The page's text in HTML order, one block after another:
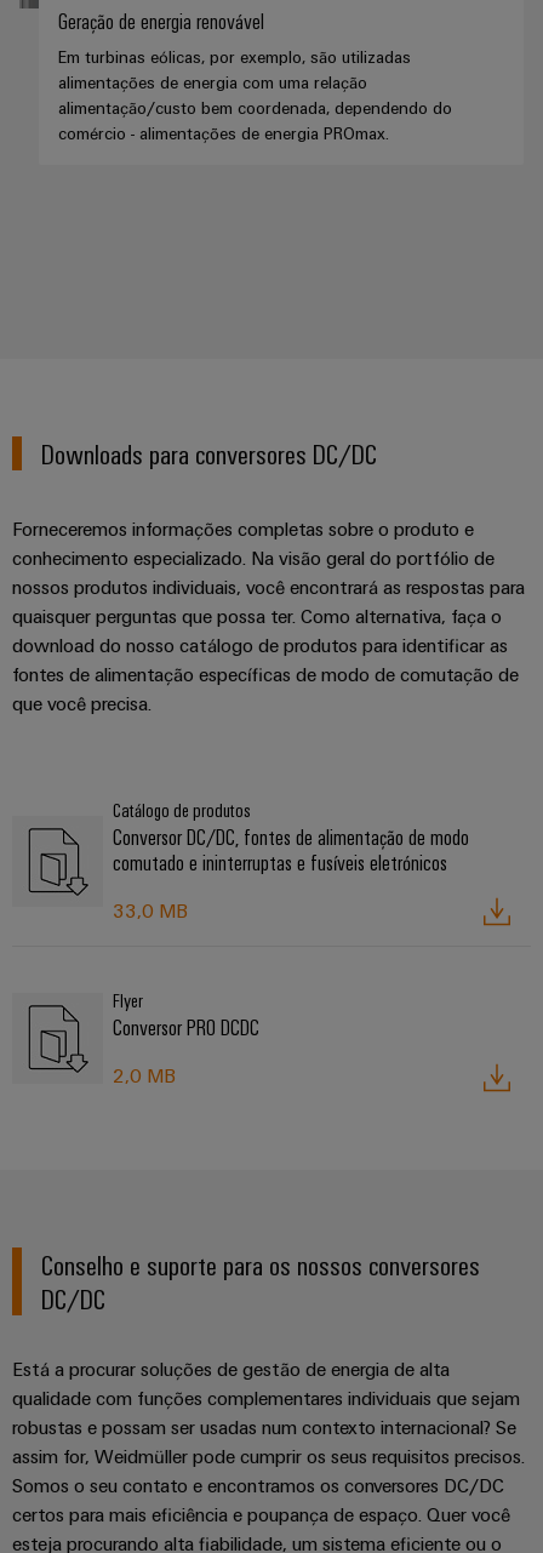
Geração de energia renovável
Em turbinas eólicas, por exemplo, são utilizadas
alimentações de energia com uma relação
alimentação/custo bem coordenada, dependendo do
comércio - alimentações de energia PROmax.
Downloads para conversores DC/DC
Forneceremos informações completas sobre o produto e
conhecimento especializado. Na visão geral do portfólio de
nossos produtos individuais, você encontrará as respostas para
quaisquer perguntas que possa ter. Como alternativa, faça o
download do nosso catálogo de produtos para identificar as
fontes de alimentação específicas de modo de comutação de
que você precisa.
Catálogo de produtos
Conversor DC/DC, fontes de alimentação de modo
comutado e ininterruptas e fusíveis eletrónicos
33,0 MB
Flyer
Conversor PRO DCDC
2,0 MB
Conselho e suporte para os nossos conversores
DC/DC
Está a procurar soluções de gestão de energia de alta
qualidade com funções complementares individuais que sejam
robustas e possam ser usadas num contexto internacional? Se
assim for, Weidmüller pode cumprir os seus requisitos precisos.
Somos o seu contato e encontramos os conversores DC/DC
certos para mais eficiência e poupança de espaço. Quer você
esteja procurando alta fiabilidade, um sistema eficiente ou o